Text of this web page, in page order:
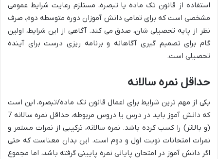
استفاده از قانون تک ماده یا تبصره، مستلزم رعایت شرایط عمومی
مشخصی است که برای تمامی دانش آموزان دوره متوسطه دوم، صرف
نظر از پایه تحصیلی شان، صدق می کند. آگاهی از این شرایط، اولین
گام برای تصمیم گیری آگاهانه و برنامه ریزی درست برای آینده
تحصیلی است.
حداقل نمره سالانه
یکی از مهم ترین شرایط برای اعمال قانون تک ماده/تبصره، این است
که دانش آموز باید در درس یا دروس مربوطه، حداقل نمره سالانه 7
(و بالاتر) را کسب کرده باشد. نمره سالانه، ترکیبی از نمرات مستمر و
نمرات امتحانات نوبت اول و دوم است. این بدان معناست که حتی
اگر دانش آموز در امتحان پایانی نمره پایینی گرفته باشد، اما مجموع